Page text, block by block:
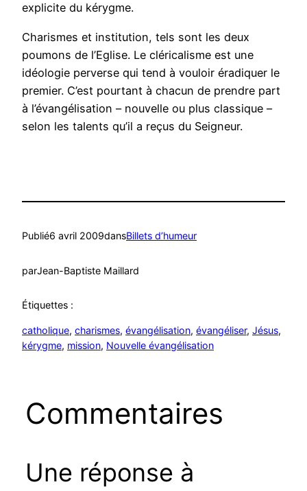
explicite du kérygme.
Charismes et institution, tels sont les deux
poumons de l’Eglise. Le cléricalisme est une
idéologie perverse qui tend à vouloir éradiquer le
premier. C’est pourtant à chacun de prendre part
à l’évangélisation – nouvelle ou plus classique –
selon les talents qu’il a reçus du Seigneur.
Publié6 avril 2009dansBillets d’humeur
parJean-Baptiste Maillard
Étiquettes :
catholique, charismes, évangélisation, évangéliser, Jésus
kérygme, mission, Nouvelle évangélisation
Commentaires
Une réponse à